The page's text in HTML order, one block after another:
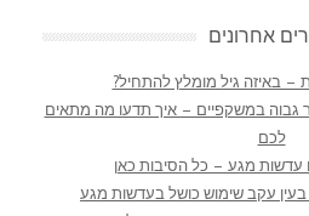
אחרונים
– באיזה גיל מומלץ להתחיל?
במשקפיים – איך תדעו מה מתאים
לכם
עדשות מגע – כל הסיבות כאן
בעין עקב שימוש כושל בעדשות מגע